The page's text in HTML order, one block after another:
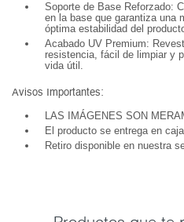
Soporte de Base Reforzado:
en la base que garantiza una
óptima estabilidad del
Acabado UV Premium:
resistencia, fácil de limpiar y
vida útil.
Avisos Importantes:
LAS IMÁGENES SON
El producto se entrega en
Retiro disponible en nuestra